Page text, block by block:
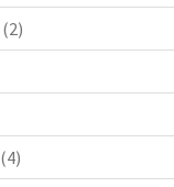
(2)
(4)